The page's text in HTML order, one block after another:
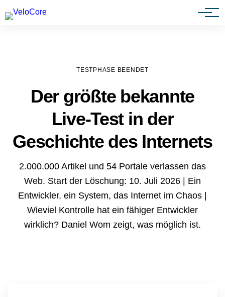
Agenturen & Webdesigner
TESTPHASE BEENDET
Der größte bekannte
Live-Test in der
Geschichte des Internets
2.000.000 Artikel und 54 Portale verlassen das
Web. Start der Löschung: 10. Juli 2026 | Ein
Entwickler, ein System, das Internet im Chaos |
Wieviel Kontrolle hat ein fähiger Entwickler
wirklich? Daniel Wom zeigt, was möglich ist.